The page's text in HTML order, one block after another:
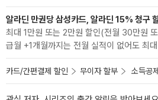
알라딘 만권당 삼성카드, 알라딘 15% 청구
최대 1만원 또는 2만원 할인(전월 30만원
급월 +1개월까지는 전월 실적이 없어도 최
카드/간편결제 할인 무이자 할부 소득공